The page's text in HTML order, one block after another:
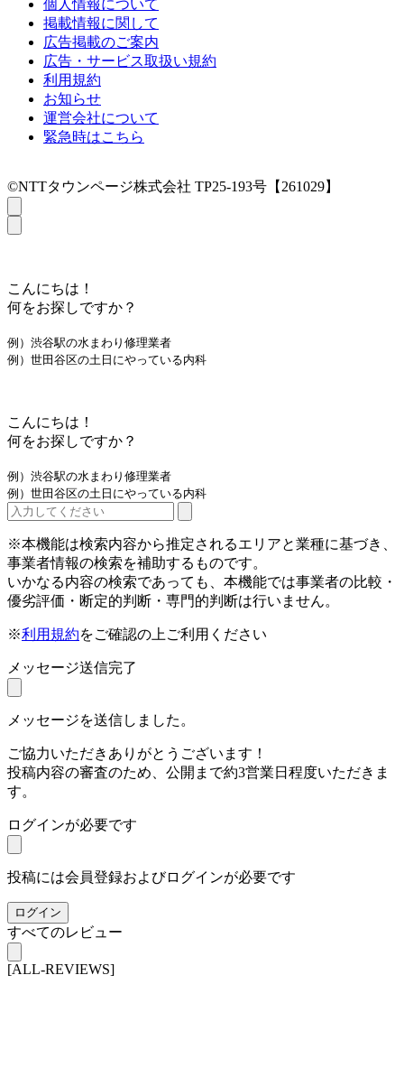
個人情報について
掲載情報に関して
広告掲載のご案内
広告・サービス取扱い規約
利用規約
お知らせ
運営会社について
緊急時はこちら
©NTTタウンページ株式会社 TP25-193号【261029】
こんにちは！
何をお探しですか？
例）渋谷駅の水まわり修理業者
例）世田谷区の土日にやっている内科
こんにちは！
何をお探しですか？
例）渋谷駅の水まわり修理業者
例）世田谷区の土日にやっている内科
※本機能は検索内容から推定されるエリアと業種に基づき、
事業者情報の検索を補助するものです。
いかなる内容の検索であっても、本機能では事業者の比較・
優劣評価・断定的判断・専門的判断は行いません。
※利用規約をご確認の上ご利用ください
メッセージ送信完了
メッセージを送信しました。
ご協力いただきありがとうございます！
投稿内容の審査のため、公開まで約3営業日程度いただきま
す。
ログインが必要です
投稿には会員登録およびログインが必要です
ログイン
すべてのレビュー
[ALL-REVIEWS]